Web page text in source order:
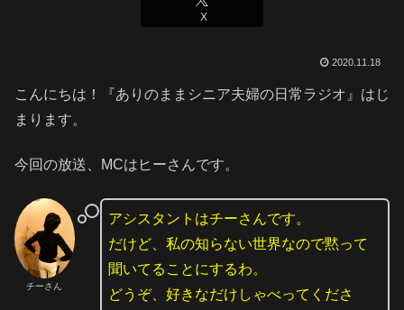
X
2020.11.18
こんにちは！『ありのままシニア夫婦の日常ラジオ』はじ
まります。
今回の放送、MCはヒーさんです。
チーさん
アシスタントはチーさんです。
だけど、私の知らない世界なので黙って
聞いてることにするわ。
どうぞ、好きなだけしゃべってくださ